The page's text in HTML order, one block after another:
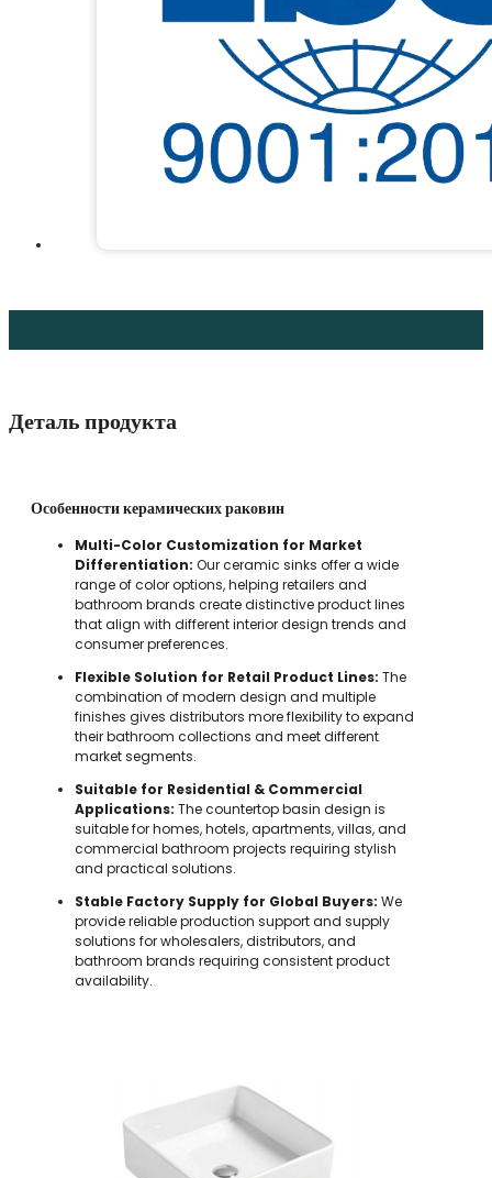
Деталь продукта
Особенности керамических раковин
Multi-Color Customization for Market
Differentiation: Our ceramic sinks offer a wide
range of color options, helping retailers and
bathroom brands create distinctive product lines
that align with different interior design trends and
consumer preferences.
Flexible Solution for Retail Product Lines: The
combination of modern design and multiple
finishes gives distributors more flexibility to expand
their bathroom collections and meet different
market segments.
Suitable for Residential & Commercial
Applications: The countertop basin design is
suitable for homes, hotels, apartments, villas, and
commercial bathroom projects requiring stylish
and practical solutions.
Stable Factory Supply for Global Buyers: We
provide reliable production support and supply
solutions for wholesalers, distributors, and
bathroom brands requiring consistent product
availability.